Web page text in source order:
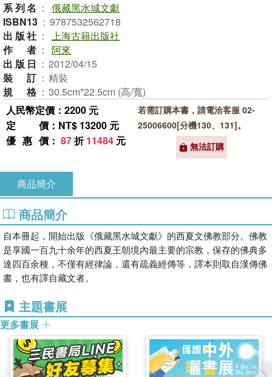
系列名 ： 俄藏黑水城文獻
ISBN13 ： 9787532562718
出版社 ： 上海古籍出版社
作者 ：
阿來
出版日 ： 2012/04/15
裝訂 ： 精裝
規格 ： 30.5cm*22.5cm (高/寬)
人民幣定價：2200 元
定價 ：NT$ 13200 元
優惠價 ： 87折11484 元
若需訂購本書，請電洽客服 02-
25006600[分機130、131]。
無法訂購
商品簡介
商品簡介
自本冊起，開始出版《俄藏黑水城文獻》的西夏文佛教部分。佛教
是享國一百九十余年的西夏王朝境內最主要的宗教，保存的佛典多
達四百余種，不僅有經律論，還有疏義經傳等，譯本則取自漢傳佛
書，也有譯自藏文者。
主題書展
更多書展